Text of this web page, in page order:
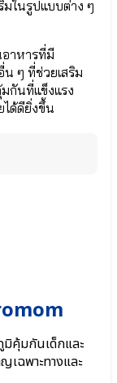
มในรูปแบบต่าง ๆ
อาหารที่มี
ๆ ที่ช่วยเสริม
กันที่แข็งแรง
ได้ดียิ่งขึ้น
มิคุ้มกันเด็กและ
ฉพาะทางและ